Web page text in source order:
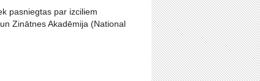
pasniegtas par izciliem
Zinātnes Akadēmija (National